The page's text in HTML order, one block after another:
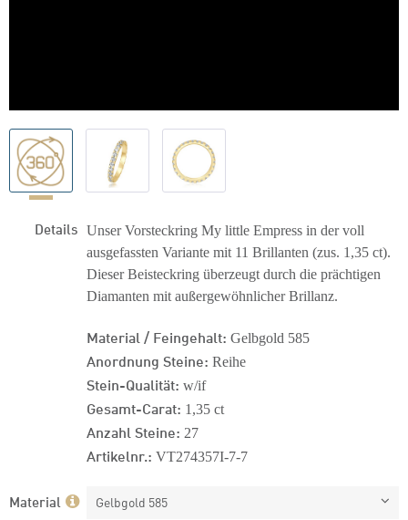
Details Unser Vorsteckring My little Empress in der voll
ausgefassten Variante mit 11 Brillanten (zus. 1,35 ct).
Dieser Beisteckring überzeugt durch die prächtigen
Diamanten mit außergewöhnlicher Brillanz.
Material / Feingehalt: Gelbgold 585
Anordnung Steine: Reihe
Stein-Qualität: w/if
Gesamt-Carat: 1,35 ct
Anzahl Steine: 27
Artikelnr.: VT274357I-7-7
Material Gelbgold 585